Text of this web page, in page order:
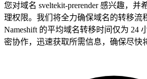
您对域名 sveltekit-prerender 感兴趣，并
理权限。我们将全力确保域名的转移流
Nameshift 的平均域名转移时间仅为 24
密协作，迅速获取所需信息，确保尽快